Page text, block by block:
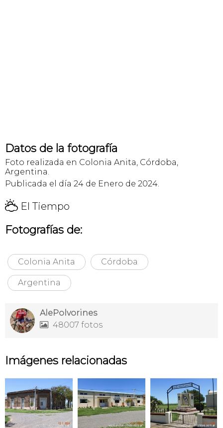
Datos de la fotografía
Foto realizada en Colonia Anita, Córdoba,
Argentina.
Publicada el día 24 de Enero de 2024.
H El Tiempo
Fotografías de:
Colonia Anita Córdoba
Argentina
AlePolvorines
 48007 fotos
Imágenes relacionadas